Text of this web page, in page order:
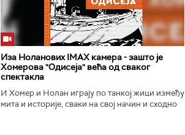
Иза Ноланових IMAX камера - зашто је
Хомерова "Одисеја" већа од сваког
спектакла
И Хомер и Нолан играју по танкој жици између
мита и историје, сваки на свој начин и сходно